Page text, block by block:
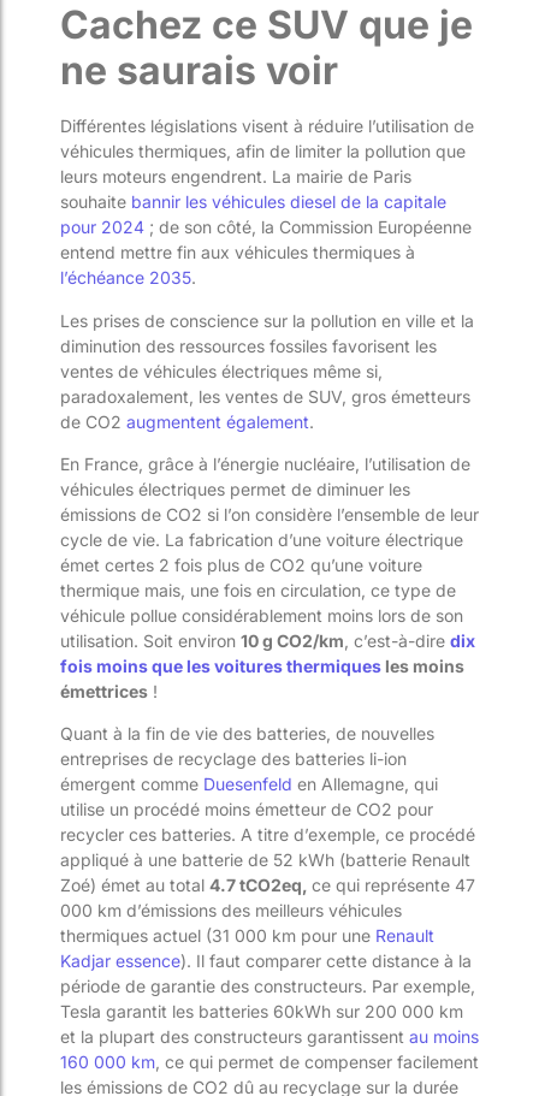
Cachez ce SUV que je
ne saurais voir
Différentes législations visent à réduire l’utilisation de
véhicules thermiques, afin de limiter la pollution que
leurs moteurs engendrent. La mairie de Paris
souhaite bannir les véhicules diesel de la capitale
pour 2024 ; de son côté, la Commission Européenne
entend mettre fin aux véhicules thermiques à
l’échéance 2035.
Les prises de conscience sur la pollution en ville et la
diminution des ressources fossiles favorisent les
ventes de véhicules électriques même si,
paradoxalement, les ventes de SUV, gros émetteurs
de CO2 augmentent également.
En France, grâce à l’énergie nucléaire, l’utilisation de
véhicules électriques permet de diminuer les
émissions de CO2 si l’on considère l’ensemble de leur
cycle de vie. La fabrication d’une voiture électrique
émet certes 2 fois plus de CO2 qu’une voiture
thermique mais, une fois en circulation, ce type de
véhicule pollue considérablement moins lors de son
utilisation. Soit environ 10 g CO2/km , c’est-à-dire dix
fois moins que les voitures thermiques les moins
émettrices !
Quant à la fin de vie des batteries, de nouvelles
entreprises de recyclage des batteries li-ion
émergent comme Duesenfeld en Allemagne, qui
utilise un procédé moins émetteur de CO2 pour
recycler ces batteries. A titre d’exemple, ce procédé
appliqué à une batterie de 52 kWh (batterie Renault
Zoé) émet au total 4.7 tCO2eq, ce qui représente 47
000 km d’émissions des meilleurs véhicules
thermiques actuel (31 000 km pour une Renault
Kadjar essence). Il faut comparer cette distance à la
période de garantie des constructeurs. Par exemple,
Tesla garantit les batteries 60kWh sur 200 000 km
et la plupart des constructeurs garantissent au moins
160 000 km, ce qui permet de compenser facilement
les émissions de CO2 dû au recyclage sur la durée